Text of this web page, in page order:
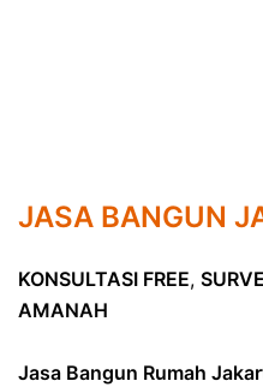
JASA BANGUN
KONSULTASI FREE,
AMANAH
Jasa Bangun Rumah